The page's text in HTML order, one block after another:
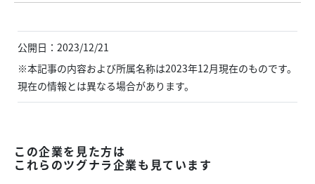
公開日：2023/12/21
※本記事の内容および所属名称は2023年12月現在のものです。
現在の情報とは異なる場合があります。
この企業を見た方は
これらのツグナラ企業も見ています